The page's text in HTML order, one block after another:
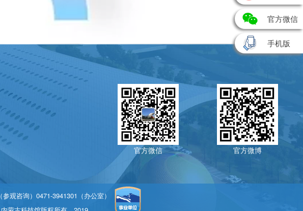
官方微信
手机版
官方微博
官方微信
咨询）0471-3941301（办公室）